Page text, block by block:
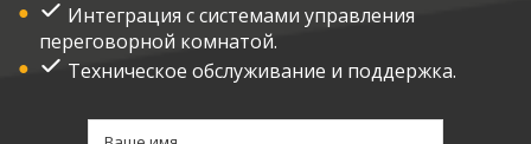
Интеграция с системами управления
переговорной комнатой.
Техническое обслуживание и поддержка.